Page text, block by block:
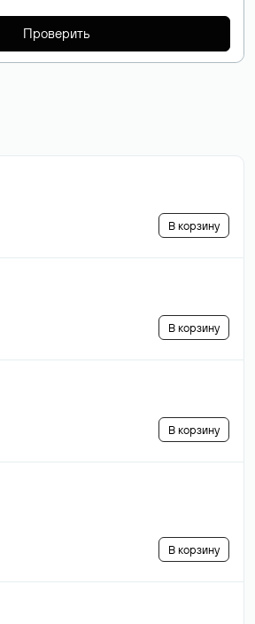
Проверить
В корзину
В корзину
В корзину
В корзину